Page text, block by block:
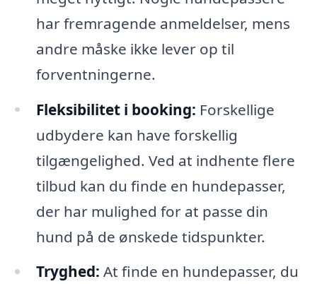
har fremragende anmeldelser, mens
andre måske ikke lever op til
forventningerne.
Fleksibilitet i booking: Forskellige
udbydere kan have forskellig
tilgængelighed. Ved at indhente flere
tilbud kan du finde en hundepasser,
der har mulighed for at passe din
hund på de ønskede tidspunkter.
Tryghed: At finde en hundepasser, du